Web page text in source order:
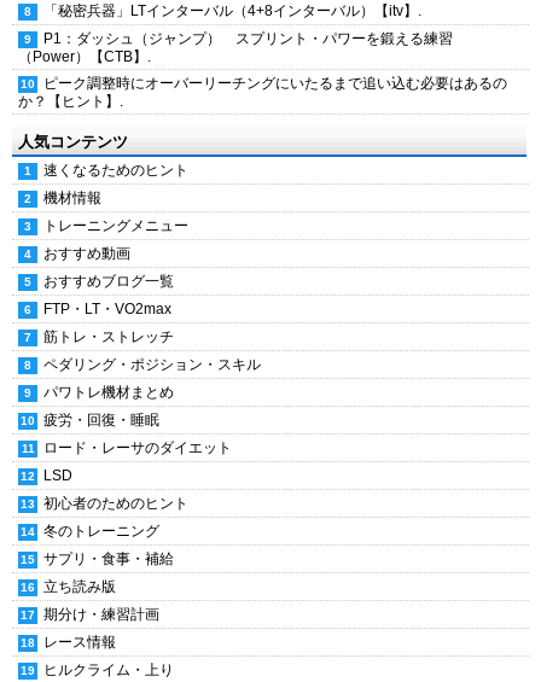
「秘密兵器」LTインターバル（4+8インターバル）【itv】.
P1：ダッシュ（ジャンプ） スプリント・パワーを鍛える練習
（Power）【CTB】.
ピーク調整時にオーバーリーチングにいたるまで追い込む必要はあるの
か？【ヒント】.
人気コンテンツ
速くなるためのヒント
機材情報
トレーニングメニュー
おすすめ動画
おすすめブログ一覧
FTP・LT・VO2max
筋トレ・ストレッチ
ペダリング・ポジション・スキル
パワトレ機材まとめ
疲労・回復・睡眠
ロード・レーサのダイエット
LSD
初心者のためのヒント
冬のトレーニング
サプリ・食事・補給
立ち読み版
期分け・練習計画
レース情報
ヒルクライム・上り